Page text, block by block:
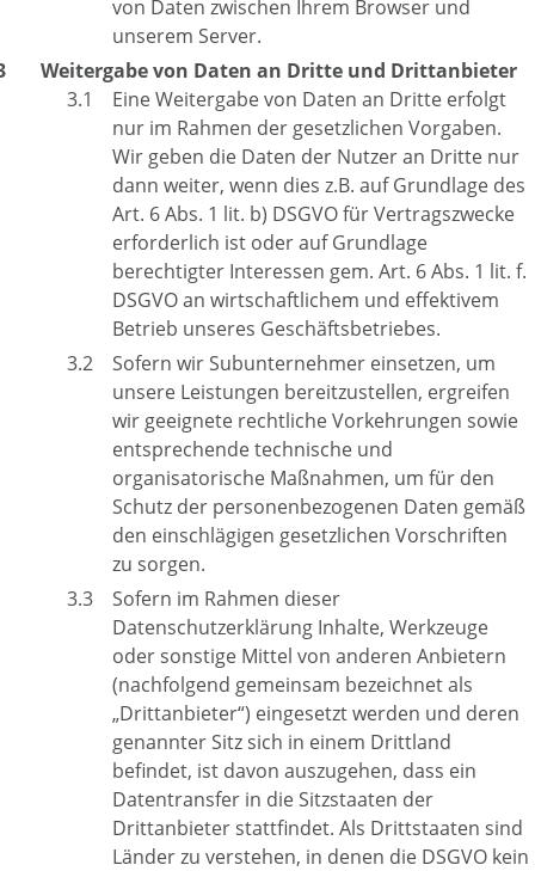
von Daten zwischen Ihrem Browser und
unserem Server.
Weitergabe von Daten an Dritte und Drittanbieter
Eine Weitergabe von Daten an Dritte erfolgt
nur im Rahmen der gesetzlichen Vorgaben.
Wir geben die Daten der Nutzer an Dritte nur
dann weiter, wenn dies z.B. auf Grundlage des
Art. 6 Abs. 1 lit. b) DSGVO für Vertragszwecke
erforderlich ist oder auf Grundlage
berechtigter Interessen gem. Art. 6 Abs. 1 lit. f.
DSGVO an wirtschaftlichem und effektivem
Betrieb unseres Geschäftsbetriebes.
Sofern wir Subunternehmer einsetzen, um
unsere Leistungen bereitzustellen, ergreifen
wir geeignete rechtliche Vorkehrungen sowie
entsprechende technische und
organisatorische Maßnahmen, um für den
Schutz der personenbezogenen Daten gemäß
den einschlägigen gesetzlichen Vorschriften
zu sorgen.
Sofern im Rahmen dieser
Datenschutzerklärung Inhalte, Werkzeuge
oder sonstige Mittel von anderen Anbietern
(nachfolgend gemeinsam bezeichnet als
„Drittanbieter“) eingesetzt werden und deren
genannter Sitz sich in einem Drittland
befindet, ist davon auszugehen, dass ein
Datentransfer in die Sitzstaaten der
Drittanbieter stattfindet. Als Drittstaaten sind
Länder zu verstehen, in denen die DSGVO kein